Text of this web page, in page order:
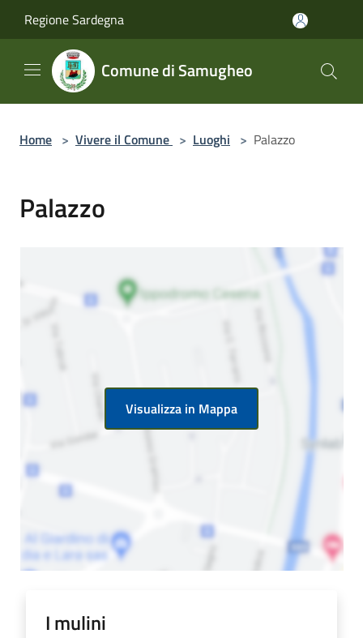
Regione Sardegna
Comune di Samugheo
Home > Vivere il Comune > Luoghi > Palazzo
Palazzo
Visualizza in Mappa
I mulini